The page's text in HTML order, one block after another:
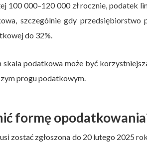
100 000–120 000 zł rocznie, podatek
szczególnie gdy
do 32%.
skala podatkowa może być
progu podatkowym.
formę
zostać zgłoszona do 20 lutego 2025